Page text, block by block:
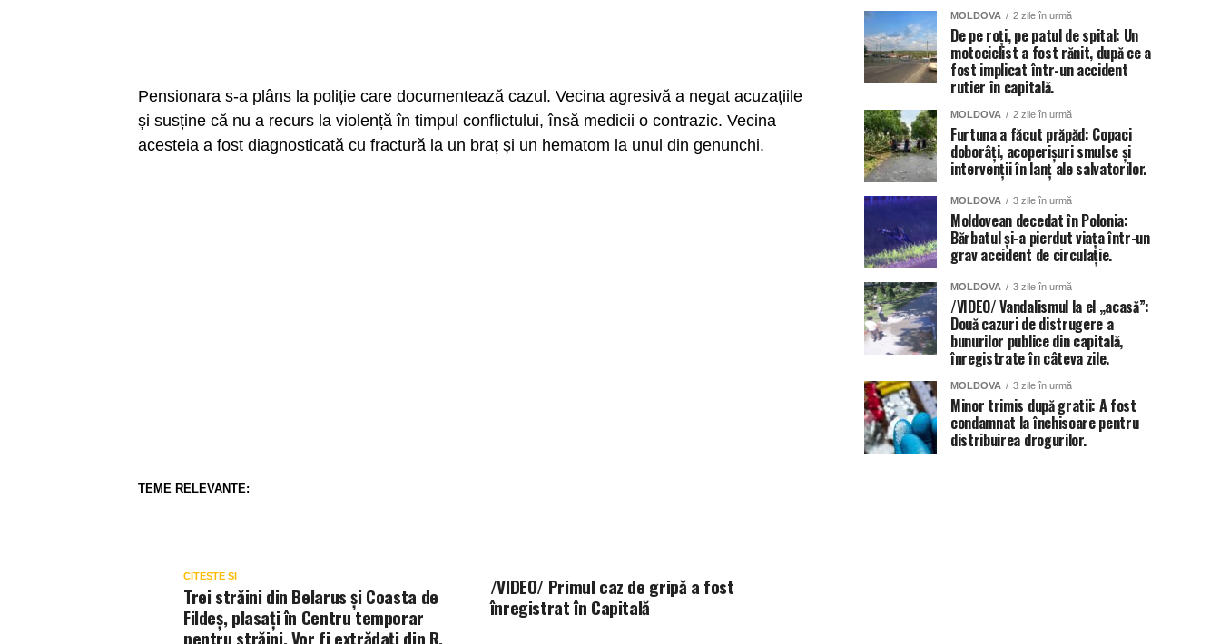
Pensionara s-a plâns la poliție care documentează cazul. Vecina agresivă a negat acuzațiile
și susține că nu a recurs la violență în timpul conflictului, însă medicii o contrazic. Vecina
acesteia a fost diagnosticată cu fractură la un braț și un hematom la unul din genunchi.
TEME RELEVANTE:
/VIDEO/ Primul caz de gripă a fost
înregistrat în Capitală
CITEȘTE ȘI
Trei străini din Belarus și Coasta de
Fildeș, plasați în Centru temporar
pentru străini. Vor fi extrădați din R.
MOLDOVA 2 zile în urmă
De pe roți, pe patul de spital: Un
motociclist a fost rănit, după ce a
fost implicat într-un accident
rutier în capitală.
MOLDOVA 2 zile în urmă
Furtuna a făcut prăpăd: Copaci
doborâți, acoperișuri smulse și
intervenții în lanț ale salvatorilor.
MOLDOVA 3 zile în urmă
Moldovean decedat în Polonia:
Bărbatul și-a pierdut viața într-un
grav accident de circulație.
MOLDOVA 3 zile în urmă
/VIDEO/ Vandalismul la el „acasă”:
Două cazuri de distrugere a
bunurilor publice din capitală,
înregistrate în câteva zile.
MOLDOVA 3 zile în urmă
Minor trimis după gratii: A fost
condamnat la închisoare pentru
distribuirea drogurilor.